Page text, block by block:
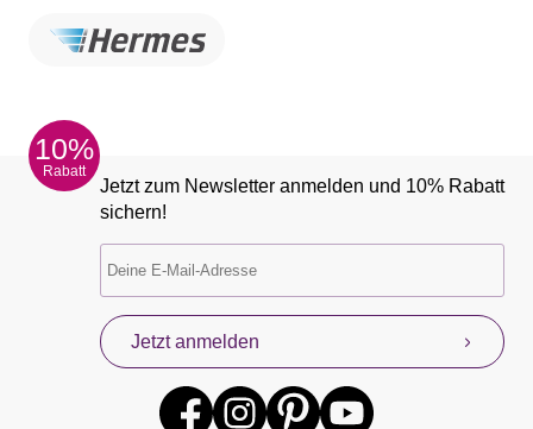
10%
Rabatt
Jetzt zum Newsletter anmelden und 10% Rabatt
sichern!
Jetzt anmelden